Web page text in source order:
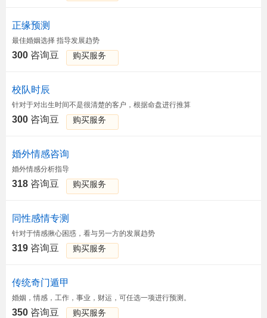
正缘预测
最佳婚姻选择 指导发展趋势
300 咨询豆 购买服务
校队时辰
针对于对出生时间不是很清楚的客户，根据命盘进行推算
300 咨询豆 购买服务
婚外情感咨询
婚外情感分析指导
318 咨询豆 购买服务
同性感情专测
针对于情感揪心困惑，看与另一方的发展趋势
319 咨询豆 购买服务
传统奇门遁甲
婚姻，情感，工作，事业，财运，可任选一项进行预测。
350 咨询豆 购买服务